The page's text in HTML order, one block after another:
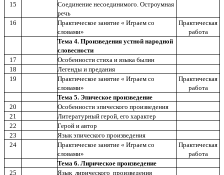
15
Соединение несоединимого. Остроумная
речь
16
Практическое занятие « Играем со
словами»
Практическая
работа
Тема 4. Произведения устной народной
словесности
17
Особенности стиха и языка былин
18
Легенды и предания
19
Практическое занятие « Играем со
словами»
Практическая
работа
Тема 5. Эпическое произведение
20
Особенности эпического произведения
21
Литературный герой, его характер
22
Герой и автор
23
Язык эпического произведения
24
Практическое занятие « Играем со
словами»
Практическая
работа
Тема 6. Лирическое произведение
25
Язык лирического произведения